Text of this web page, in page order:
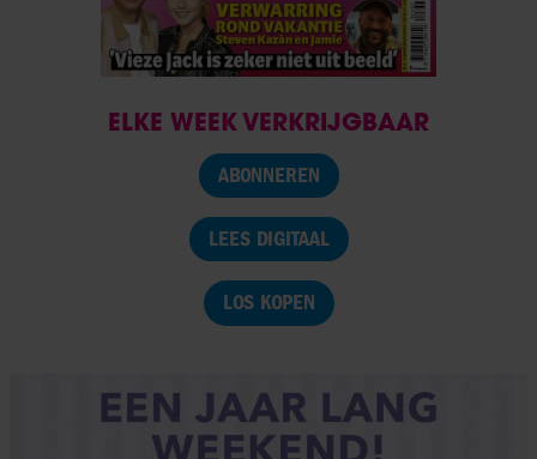
ELKE WEEK VERKRIJGBAAR
ABONNEREN
LEES DIGITAAL
LOS KOPEN